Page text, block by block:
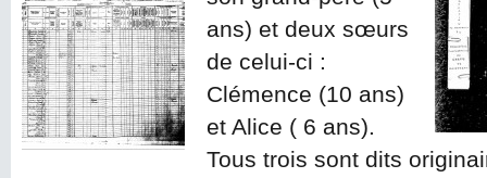
ans) et deux sœurs
de celui-ci :
Clémence (10 ans)
et Alice ( 6 ans).
Tous trois sont dits